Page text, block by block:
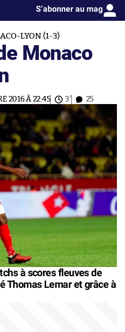
S’abonner au mag
LYON (1-3)
Monaco
2016 À 22:45 3' 25
à scores fleuves de
Thomas Lemar et grâce à